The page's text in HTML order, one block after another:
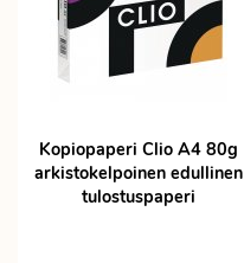
Kopiopaperi Clio A4 80g
arkistokelpoinen edullinen
tulostuspaperi